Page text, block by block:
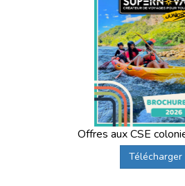
Offres aux CSE
Télécharger